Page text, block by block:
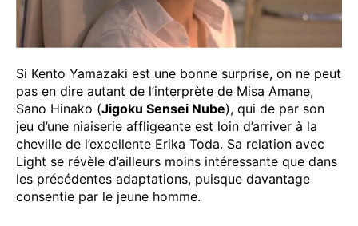
Si Kento Yamazaki est une bonne surprise, on ne peut
pas en dire autant de l’interprète de Misa Amane,
Sano Hinako (Jigoku Sensei Nube), qui de par son
jeu d’une niaiserie affligeante est loin d’arriver à la
cheville de l’excellente Erika Toda. Sa relation avec
Light se révèle d’ailleurs moins intéressante que dans
les précédentes adaptations, puisque davantage
consentie par le jeune homme.